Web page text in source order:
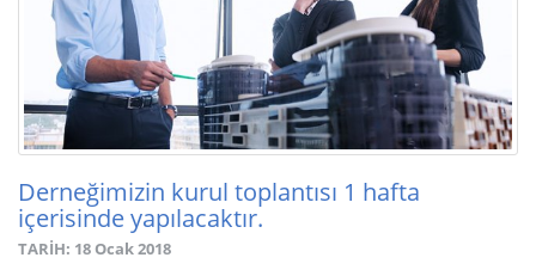
Derneğimizin kurul toplantısı 1 hafta
içerisinde yapılacaktır.
TARİH: 18 Ocak 2018